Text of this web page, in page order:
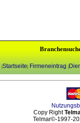
|Startseite| Firmeneintrag |
Copy Right
Telmar©-1997-